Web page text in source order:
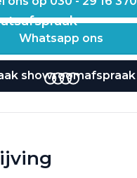
Whatsapp ons
showroomafspraak